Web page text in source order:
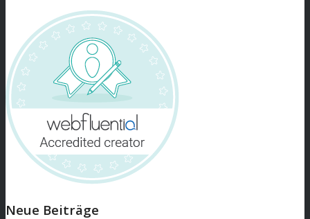
Neue Beiträge